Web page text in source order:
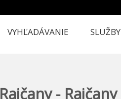
VYHĽADÁVANIE SLUŽBY
Rajčany - Rajčany